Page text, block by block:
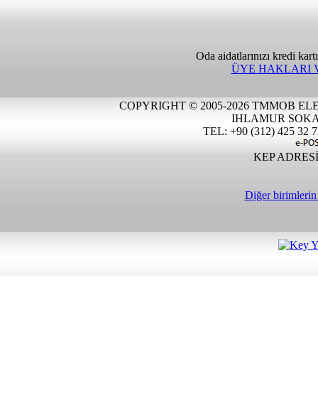
Oda aidatlarınızı kredi
ÜYE HAKLARI
COPYRIGHT © 2005-2026 TMMOB
IHLAMUR
TEL: +90 (312) 425 32
KEP
Diğer birimlerin